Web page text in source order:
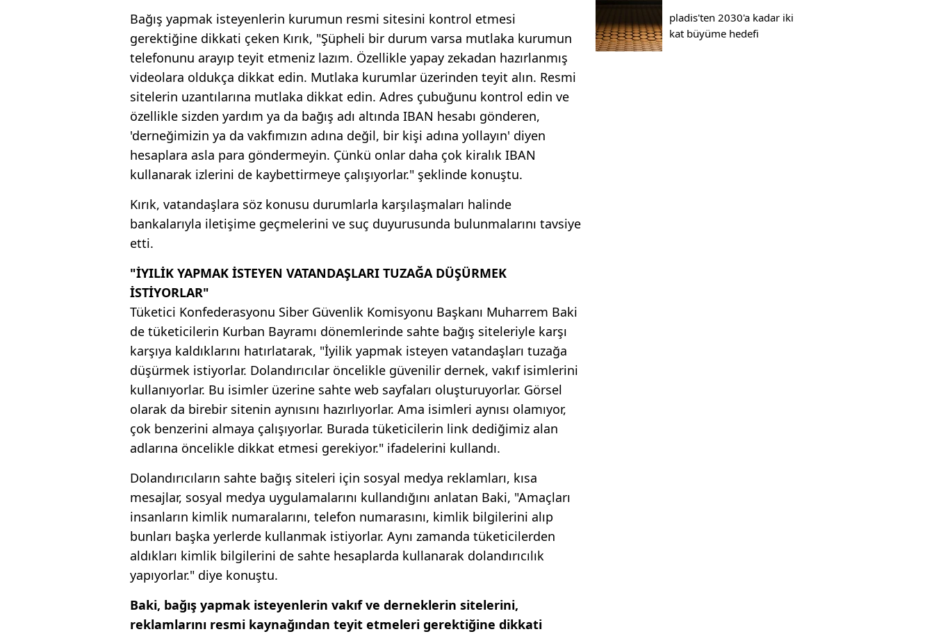
Bağış yapmak isteyenlerin kurumun resmi sitesini kontrol etmesi
gerektiğine dikkati çeken Kırık, "Şüpheli bir durum varsa mutlaka kurumun
telefonunu arayıp teyit etmeniz lazım. Özellikle yapay zekadan hazırlanmış
videolara oldukça dikkat edin. Mutlaka kurumlar üzerinden teyit alın. Resmi
sitelerin uzantılarına mutlaka dikkat edin. Adres çubuğunu kontrol edin ve
özellikle sizden yardım ya da bağış adı altında IBAN hesabı gönderen,
'derneğimizin ya da vakfımızın adına değil, bir kişi adına yollayın' diyen
hesaplara asla para göndermeyin. Çünkü onlar daha çok kiralık IBAN
kullanarak izlerini de kaybettirmeye çalışıyorlar." şeklinde konuştu.
Kırık, vatandaşlara söz konusu durumlarla karşılaşmaları halinde
bankalarıyla iletişime geçmelerini ve suç duyurusunda bulunmalarını tavsiye
etti.
"İYILİK YAPMAK İSTEYEN VATANDAŞLARI TUZAĞA DÜŞÜRMEK
İSTİYORLAR"
Tüketici Konfederasyonu Siber Güvenlik Komisyonu Başkanı Muharrem Baki
de tüketicilerin Kurban Bayramı dönemlerinde sahte bağış siteleriyle karşı
karşıya kaldıklarını hatırlatarak, "İyilik yapmak isteyen vatandaşları tuzağa
düşürmek istiyorlar. Dolandırıcılar öncelikle güvenilir dernek, vakıf isimlerini
kullanıyorlar. Bu isimler üzerine sahte web sayfaları oluşturuyorlar. Görsel
olarak da birebir sitenin aynısını hazırlıyorlar. Ama isimleri aynısı olamıyor,
çok benzerini almaya çalışıyorlar. Burada tüketicilerin link dediğimiz alan
adlarına öncelikle dikkat etmesi gerekiyor." ifadelerini kullandı.
Dolandırıcıların sahte bağış siteleri için sosyal medya reklamları, kısa
mesajlar, sosyal medya uygulamalarını kullandığını anlatan Baki, "Amaçları
insanların kimlik numaralarını, telefon numarasını, kimlik bilgilerini alıp
bunları başka yerlerde kullanmak istiyorlar. Aynı zamanda tüketicilerden
aldıkları kimlik bilgilerini de sahte hesaplarda kullanarak dolandırıcılık
yapıyorlar." diye konuştu.
Baki, bağış yapmak isteyenlerin vakıf ve derneklerin sitelerini,
reklamlarını resmi kaynağından teyit etmeleri gerektiğine dikkati
pladis'ten 2030'a kadar iki
kat büyüme hedefi